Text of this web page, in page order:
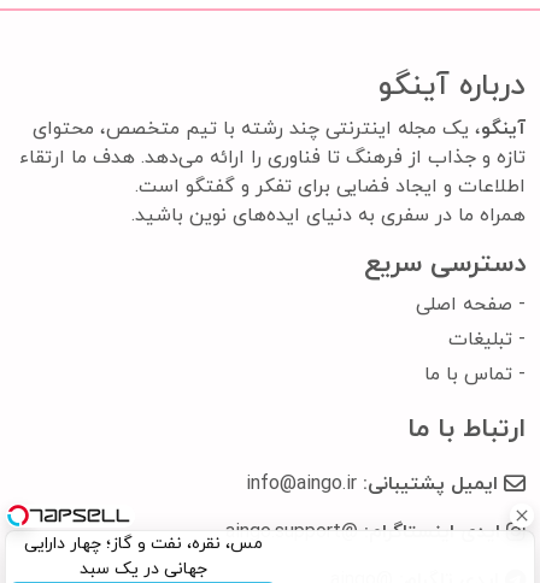
درباره آینگو
آینگو، یک مجله اینترنتی چند رشته با تیم متخصص، محتوای
تازه و جذاب از فرهنگ تا فناوری را ارائه می‌دهد. هدف ما ارتقاء
اطلاعات و ایجاد فضایی برای تفکر و گفتگو است.
همراه ما در سفری به دنیای ایده‌های نوین باشید.
دسترسی سریع
- صفحه اصلی
- تبلیغات
- تماس با ما
ارتباط با ما
ایمیل پشتیبانی: info@aingo.ir
ایدی اینستاگرام: @aingo.support
مس، نقره، نفت و گاز؛ چهار دارایی
جهانی در یک سبد